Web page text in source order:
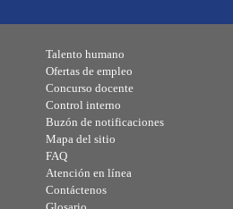
Talento humano
Ofertas de empleo
Concurso docente
Control interno
Buzón de notificaciones
Mapa del sitio
FAQ
Atención en línea
Contáctenos